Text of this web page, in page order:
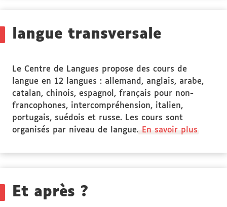
langue transversale
Le Centre de Langues propose des cours de
langue en 12 langues : allemand, anglais, arabe,
catalan, chinois, espagnol, français pour non-
francophones, intercompréhension, italien,
portugais, suédois et russe. Les cours sont
organisés par niveau de langue.
En savoir plus
Et après ?